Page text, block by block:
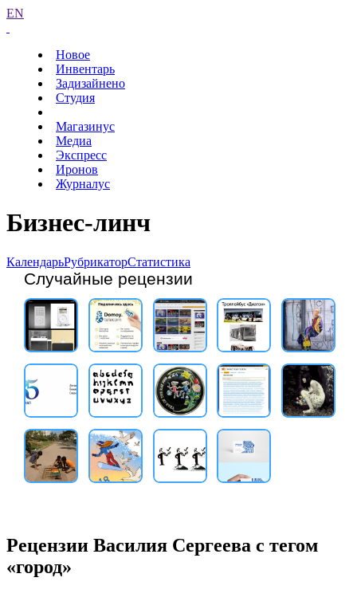
EN
Новое
Инвентарь
Задизайнено
Студия
Магазинус
Медиа
Экспресс
Иронов
Журналус
Бизнес-линч
КалендарьРубрикаторСтатистика
Случайные рецензии
Рецензии Василия Сергеева с тегом
«город»